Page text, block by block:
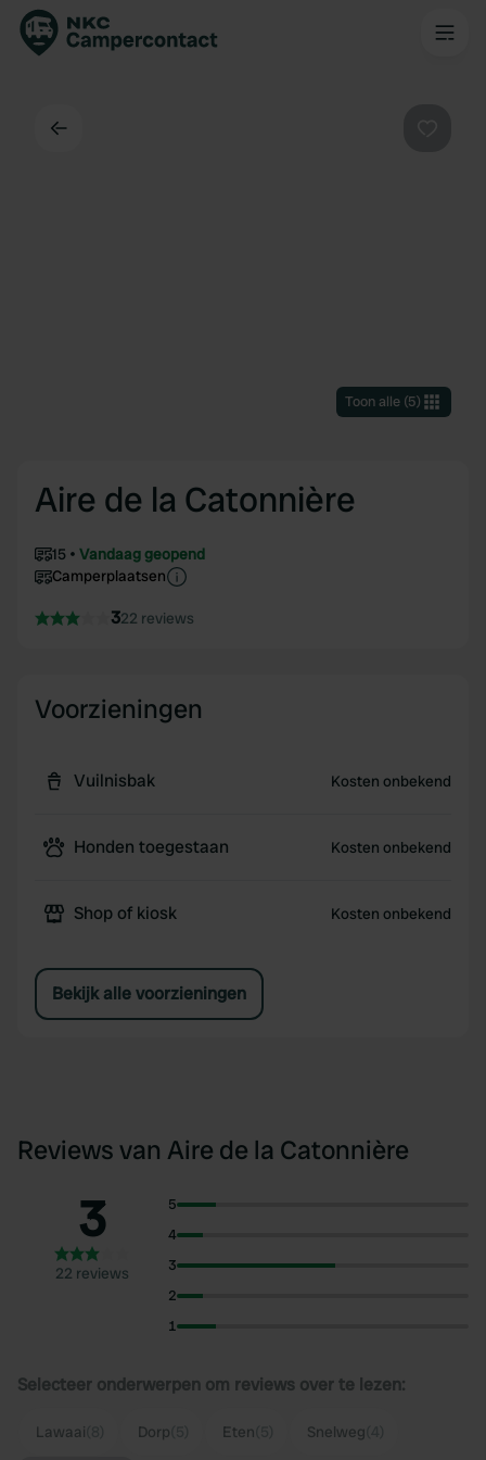
Toon alle(5)
Aire de la Catonnière
15
Vandaag geopend
Camperplaatsen
322 reviews
Voorzieningen
Vuilnisbak Kosten onbekend
Honden toegestaan Kosten onbekend
Shop of kiosk Kosten onbekend
Bekijk alle voorzieningen
Reviews van Aire de la Catonnière
3
22 reviews
5
4
3
2
1
Selecteer onderwerpen om reviews over te lezen:
Lawaai Dorp Eten Snelweg